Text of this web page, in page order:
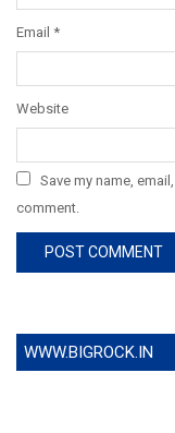
Email *
Website
Save my name,
comment.
WWW.BIGROCK.IN